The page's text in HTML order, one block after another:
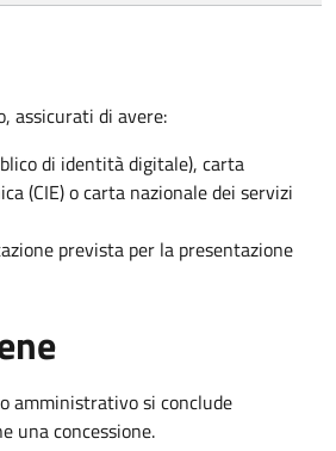
assicurati di avere:
di identità digitale), carta
(CIE) o carta nazionale dei servizi
prevista per la presentazione
amministrativo si conclude
una concessione.